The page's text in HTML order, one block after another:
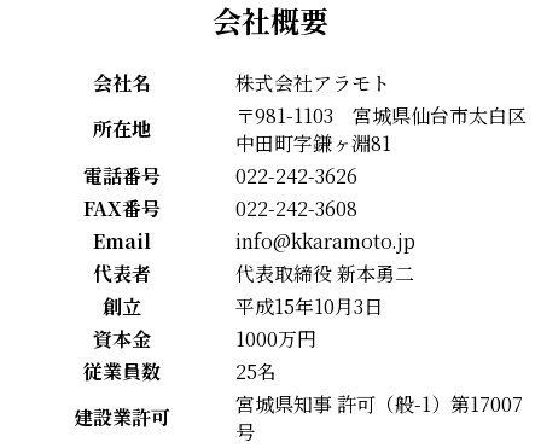
会社概要
会社名
株式会社アラモト
所在地
〒981-1103 宮城県仙台市太白区
中田町字鎌ヶ淵81
電話番号
022-242-3626
FAX番号
022-242-3608
Email
info@kkaramoto.jp
代表者
代表取締役 新本勇二
創立
平成15年10月3日
資本金
1000万円
従業員数
25名
建設業許可
宮城県知事 許可（般-1）第17007
号